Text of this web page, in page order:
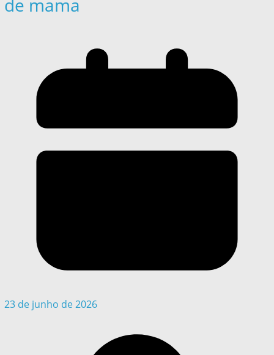
de mama
23 de junho de 2026